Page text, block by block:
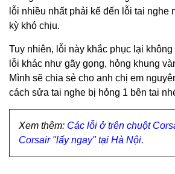
lỗi nhiều nhất phải kể đến lỗi tai nghe
kỳ khó chịu.
Tuy nhiên, lỗi này khắc phục lại
lỗi khác như gãy gọng, hỏng khung
Mình sẽ chia sẻ cho anh chị em
cách sửa tai nghe bị hỏng 1 bên tai
Xem thêm: Các lỗi ở trên chuột
Corsair "lấy ngay" tại Hà Nội.